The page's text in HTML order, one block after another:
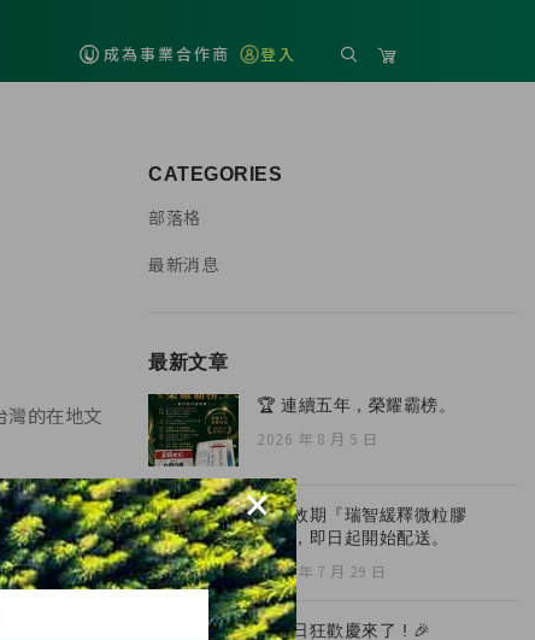
成為事業合作商 登入
灣的在地文
CATEGORIES
部落格
最新消息
最新文章
🏆 連續五年，榮耀霸榜。
2026 年 8 月 5 日
全新效期『瑞智緩釋微粒膠
囊』，即日起開始配送。
2026 年 7 月 29 日
🎉夏日狂歡慶來了 ! 🎉
×